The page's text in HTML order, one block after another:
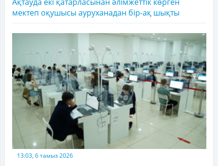
мектеп оқушысы ауруханадан бір-ақ шықты
13:03, 6 тамыз 2026